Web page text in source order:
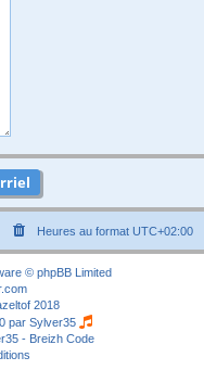
Heures au format UTC+02:00
© phpBB Limited
2018
par Sylver35
- Breizh Code